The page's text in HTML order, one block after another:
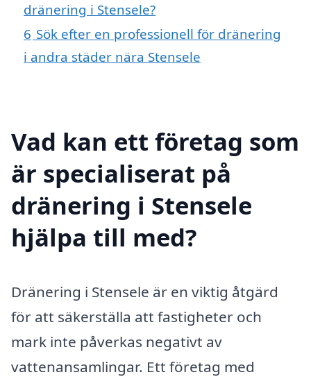
dränering i Stensele?
6 Sök efter en professionell för dränering
i andra städer nära Stensele
Vad kan ett företag som
är specialiserat på
dränering i Stensele
hjälpa till med?
Dränering i Stensele är en viktig åtgärd
för att säkerställa att fastigheter och
mark inte påverkas negativt av
vattenansamlingar. Ett företag med